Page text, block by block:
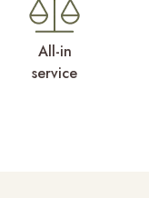
All-in
service